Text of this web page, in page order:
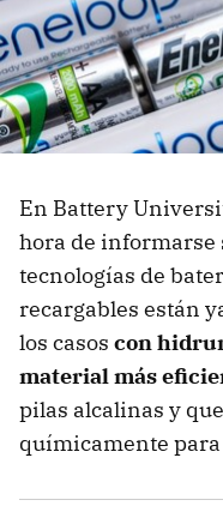
En Battery
hora de informarse
tecnologías de
recargables están
los casos con
material más
pilas alcalinas y
químicamente